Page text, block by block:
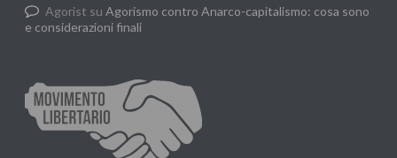
Agorist suAgorismo contro Anarco-capitalismo: cosa sono
e considerazioni finali